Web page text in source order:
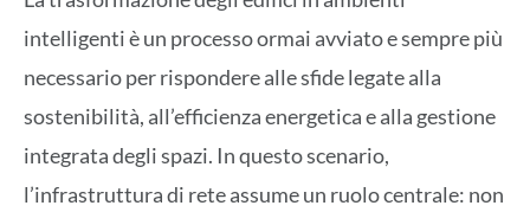
intelligenti è un processo ormai avviato e sempre più
necessario per rispondere alle sfide legate alla
sostenibilità, all’efficienza energetica e alla gestione
integrata degli spazi. In questo scenario,
l’infrastruttura di rete assume un ruolo centrale: non